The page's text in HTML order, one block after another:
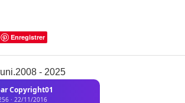
Enregistrer
- 2025